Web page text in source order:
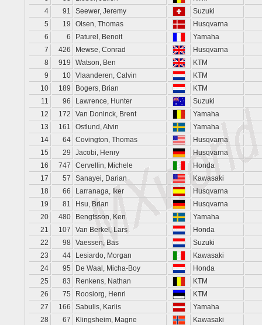
4
91 Seewer, Jeremy
Suzuki
5
19 Olsen, Thomas
Husqvarna
6
6 Paturel, Benoit
Yamaha
7
426 Mewse, Conrad
Husqvarna
8
919 Watson, Ben
KTM
9
10 Vlaanderen, Calvin
KTM
10
189 Bogers, Brian
KTM
11
96 Lawrence, Hunter
Suzuki
12
172 Van Doninck, Brent
Yamaha
13
161 Ostlund, Alvin
Yamaha
14
64 Covington, Thomas
Husqvarna
15
29 Jacobi, Henry
Husqvarna
16
747 Cervellin, Michele
Honda
17
57 Sanayei, Darian
Kawasaki
18
66 Larranaga, Iker
Husqvarna
19
81 Hsu, Brian
Husqvarna
20
480 Bengtsson, Ken
Yamaha
21
107 Van Berkel, Lars
Honda
22
98 Vaessen, Bas
Suzuki
23
44 Lesiardo, Morgan
Kawasaki
24
95 De Waal, Micha-Boy
Honda
25
83 Renkens, Nathan
KTM
26
75 Roosiorg, Henri
KTM
27
166 Sabulis, Karlis
Yamaha
28
67 Klingsheim, Magne
Kawasaki